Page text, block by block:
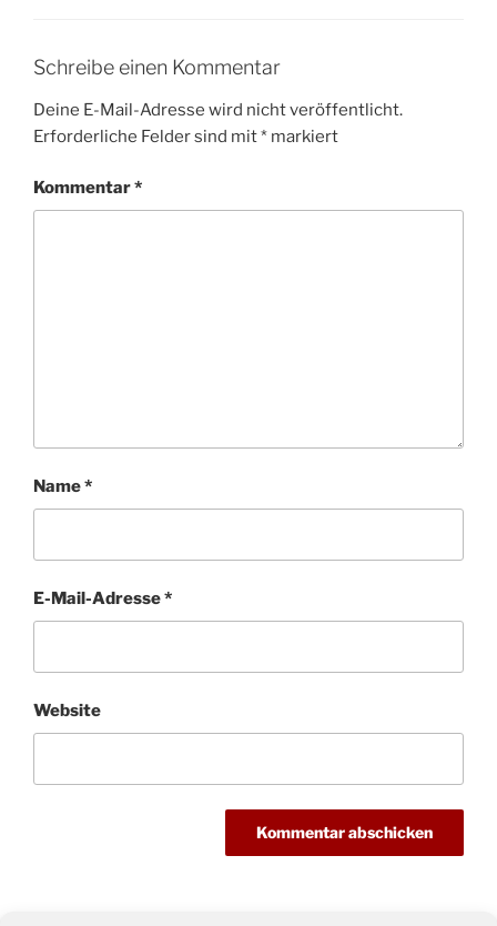
Schreibe einen Kommentar
Deine E-Mail-Adresse wird nicht veröffentlicht.
Erforderliche Felder sind mit* markiert
Kommentar*
Name*
E-Mail-Adresse*
Website